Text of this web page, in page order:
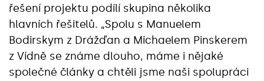
řešení projektu podílí skupina několika
hlavních řešitelů. „Spolu s Manuelem
Bodirskym z Drážďan a Michaelem Pinskerem
z Vídně se známe dlouho, máme i nějaké
společné články a chtěli jsme naši spolupráci